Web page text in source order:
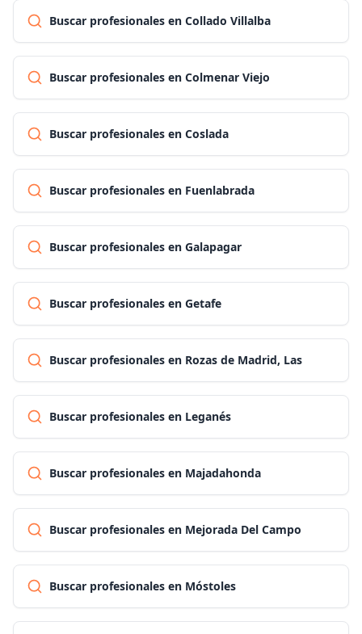
Buscar profesionales en Collado Villalba
Buscar profesionales en Colmenar Viejo
Buscar profesionales en Coslada
Buscar profesionales en Fuenlabrada
Buscar profesionales en Galapagar
Buscar profesionales en Getafe
Buscar profesionales en Rozas de Madrid, Las
Buscar profesionales en Leganés
Buscar profesionales en Majadahonda
Buscar profesionales en Mejorada Del Campo
Buscar profesionales en Móstoles